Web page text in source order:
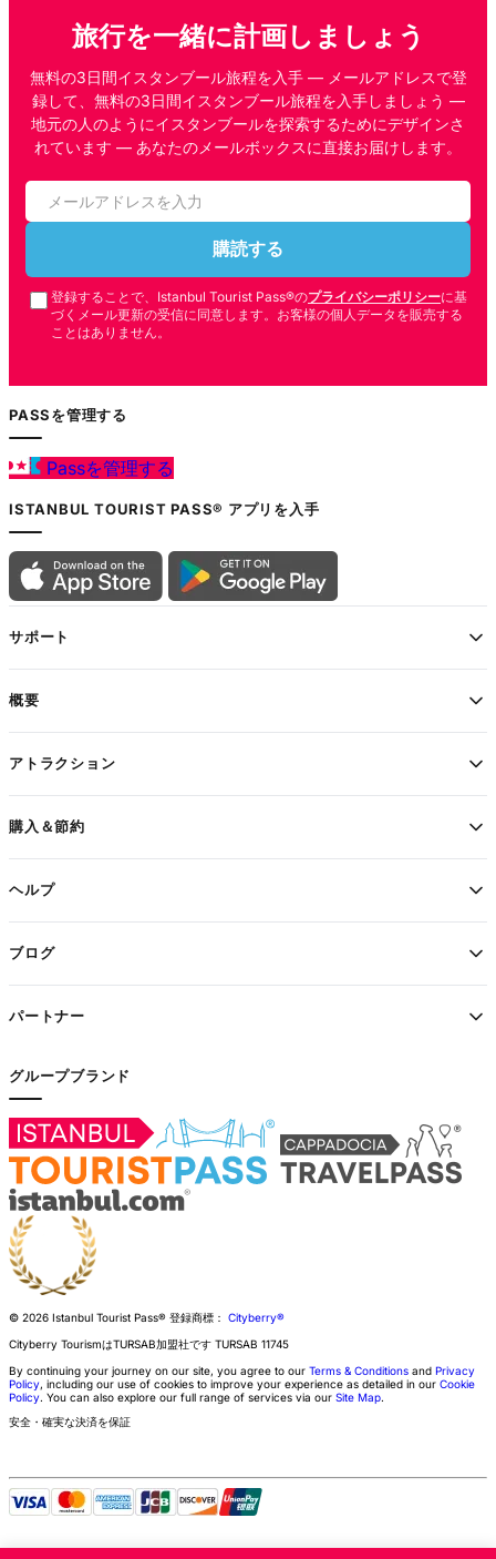
旅行を一緒に計画しましょう
無料の3日間イスタンブール旅程を入手 — メールアドレスで登
録して、無料の3日間イスタンブール旅程を入手しましょう —
地元の人のようにイスタンブールを探索するためにデザインさ
れています — あなたのメールボックスに直接お届けします。
購読する
登録することで、Istanbul Tourist Pass®のプライバシーポリシーに基
づくメール更新の受信に同意します。お客様の個人データを販売する
ことはありません。
PASSを管理する
Passを管理する
ISTANBUL TOURIST PASS® アプリを入手
サポート
概要
アトラクション
購入＆節約
ヘルプ
ブログ
パートナー
グループブランド
© 2026 Istanbul Tourist Pass® 登録商標： Cityberry®
Cityberry TourismはTURSAB加盟社です TURSAB 11745
By continuing your journey on our site, you agree to our Terms & Conditions and Privacy
Policy, including our use of cookies to improve your experience as detailed in our Cookie
Policy. You can also explore our full range of services via our Site Map.
安全・確実な決済を保証